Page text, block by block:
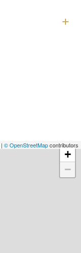
+
−
| © OpenStreetMapcontributors